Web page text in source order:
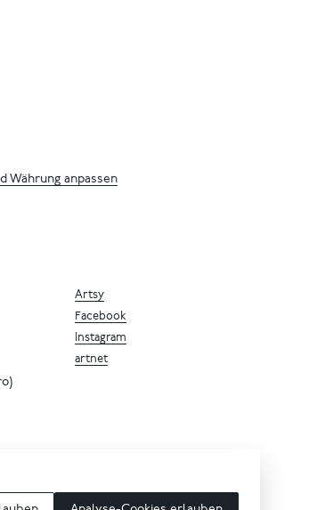
Währung anpassen
Artsy
Facebook
Instagram
artnet